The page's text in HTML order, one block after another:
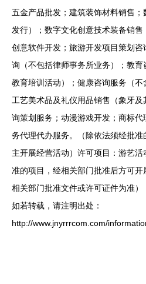
五金产品批发；建筑装饰材料销售
发行）；数字文化创意技术装备销
创意软件开发；旅游开发项目策划
询（不包括律师事务所业务）；教
教育培训活动）；健康咨询服务（不
工艺美术品及礼仪用品销售（象牙
询策划服务；动漫游戏开发；商标
务代理代办服务。（除依法须经批
主开展经营活动）许可项目：游艺
准的项目，经相关部门批准后方可
相关部门批准文件或许可证件为准）
如若转载，请注明出处：
http://www.jnyrrrcom.com/